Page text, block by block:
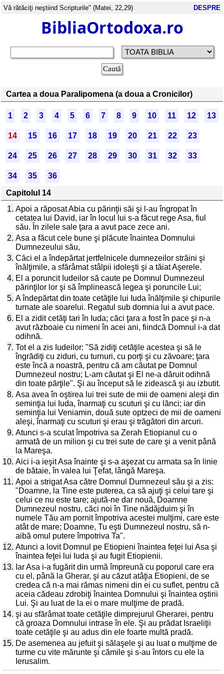
Vă rătăciţi neştiind Scripturile" (Matei, 22,29) DESPRE
BibliaOrtodoxa.ro
Cartea a doua Paralipomena (a doua a Cronicilor)
1 2 3 4 5 6 7 8 9 10 11 12 13
14 15 16 17 18 19 20 21 22 23
24 25 26 27 28 29 30 31 32 33
34 35
36
Capitolul 14
1. Apoi a răposat Abia cu părinţii săi şi l-au îngropat în
cetatea lui David, iar în locul lui s-a făcut rege Asa, fiul
său. În zilele sale ţara a avut pace zece ani.
2. Asa a făcut cele bune şi plăcute înaintea Domnului
Dumnezeului său,
3. Căci el a îndepărtat jertfelnicele dumnezeilor străini şi
înălţimile, a sfărâmat stâlpii idoleşti şi a tăiat Aşerele.
4. El a poruncit Iudeilor să caute pe Domnul Dumnezeul
părinţilor lor şi să împlinească legea şi poruncile Lui;
5. A îndepărtat din toate cetăţile lui Iuda înălţimile şi chipurile
turnate ale soarelui. Regatul sub domnia lui a avut pace.
6. El a zidit cetăţi tari în Iuda; căci ţara a fost în pace şi n-a
avut războaie cu nimeni în acei ani, fiindcă Domnul i-a dat
odihnă.
7. Tot el a zis Iudeilor: "Să zidiţi cetăţile acestea şi să le
îngrădiţi cu ziduri, cu turnuri, cu porţi şi cu zăvoare; ţara
este încă a noastră, pentru că am căutat pe Domnul
Dumnezeul nostru; L-am căutat şi El ne-a dăruit odihnă
din toate părţile". Şi au început să le zidească şi au izbutit.
8. Asa avea în oştirea lui trei sute de mii de oameni aleşi din
seminţia lui Iuda, înarmaţi cu scuturi şi cu lănci; iar din
seminţia lui Veniamin, două sute optzeci de mii de oameni
aleşi, înarmaţi cu scuturi şi erau şi trăgători din arcuri.
9. Atunci s-a sculat împotriva sa Zerah Etiopianul cu o
armată de un milion şi cu trei sute de care şi a venit până
la Mareşa.
10. Aici i-a ieşit Asa înainte şi s-a aşezat cu armata sa în linie
de bătaie, în valea lui Ţefat, lângă Mareşa.
11. Apoi a strigat Asa către Domnul Dumnezeul său şi a zis:
"Doamne, la Tine este puterea, ca să ajuţi şi celui tare şi
celui ce nu este tare; ajută-ne dar nouă, Doamne
Dumnezeul nostru, căci noi în Tine nădăjduim şi în
numele Tău am pornit împotriva acestei mulţimi, care este
atât de mare; Doamne, Tu eşti Dumnezeul nostru, să n-
aibă omul putere împotriva Ta".
12. Atunci a lovit Domnul pe Etiopieni înaintea feţei lui Asa şi
înaintea feţei lui Iuda şi au fugit Etiopienii.
13. Iar Asa i-a fugărit din urmă împreună cu poporul care era
cu el, până la Gherar, şi au căzut atâţia Etiopieni, de se
credea că n-a mai rămas nimeni din ei cu suflet, pentru că
aceia cădeau zdrobiţi înaintea Domnului şi înaintea oştirii
Lui. Şi au luat de la ei o mare mulţime de pradă.
14. şi au sfărâmat toate cetăţile dimprejurul Gherarei, pentru
că groaza Domnului intrase în ele. Şi au prădat Israeliţii
toate cetăţile şi au adus din ele foarte multă pradă.
15. De asemenea au jefuit şi sălaşele şi au luat o mulţime de
turme cu vite mărunte şi cămile şi s-au întors cu ele la
Ierusalim.